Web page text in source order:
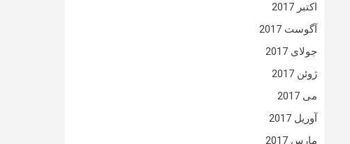
اکتبر 2017
آگوست 2017
جولای 2017
ژوئن 2017
می 2017
آوریل 2017
مارس 2017